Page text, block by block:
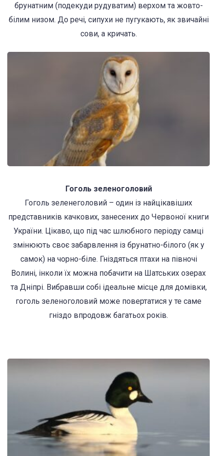
брунатним (подекуди рудуватим) верхом та жовто-
білим низом. До речі, сипухи не пугукають, як звичайні
сови, а кричать.
Гоголь зеленоголовий
Гоголь зеленеголовий – один із найцікавіших
представників качкових, занесених до Червоної книги
України. Цікаво, що під час шлюбного періоду самці
змінюють своє забарвлення із брунатно-білого (як у
самок) на чорно-біле. Гніздяться птахи на півночі
Волині, інколи їх можна побачити на Шатських озерах
та Дніпрі. Вибравши собі ідеальне місце для домівки,
гоголь зеленоголовий може повертатися у те саме
гніздо впродовж багатьох років.